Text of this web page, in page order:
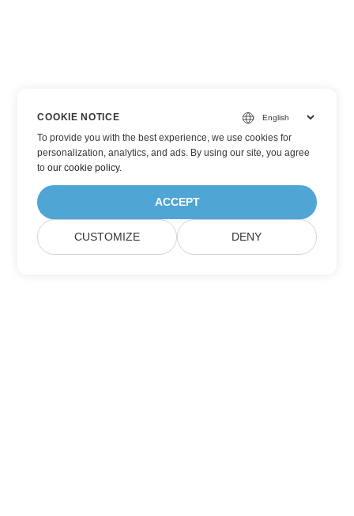
COOKIE NOTICE
To provide you with the best experience, we use cookies for
personalization, analytics, and ads. By using our site, you agree
toour cookie policy.
ACCEPT
CUSTOMIZE DENY